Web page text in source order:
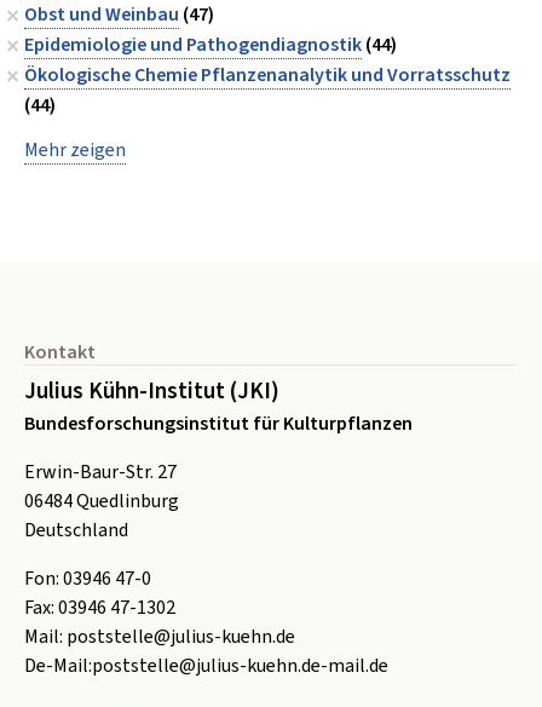
Obst und Weinbau (47)
Epidemiologie und Pathogendiagnostik(44)
Ökologische Chemie Pflanzenanalytik und Vorratsschutz
(44)
Mehr zeigen
Kontakt
Julius Kühn-Institut (JKI)
Bundesforschungsinstitut für Kulturpflanzen
Erwin-Baur-Str. 27
06484Quedlinburg
Deutschland
Fon:03946 47-0
Fax:03946 47-1302
Mail: poststelle@julius-kuehn.de
De-Mail:poststelle@julius-kuehn.de-mail.de